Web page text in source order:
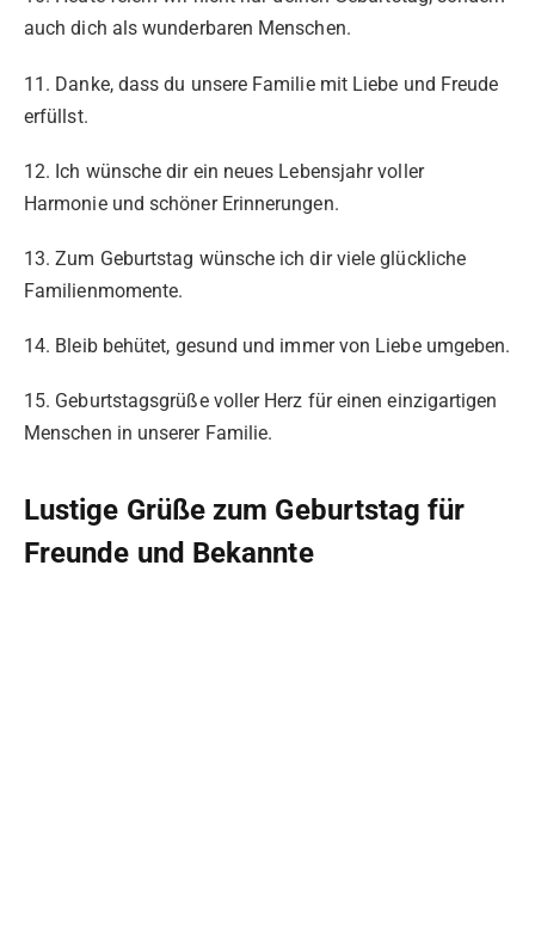
auch dich als wunderbaren Menschen.
11. Danke, dass du unsere Familie mit Liebe und Freude
erfüllst.
12. Ich wünsche dir ein neues Lebensjahr voller
Harmonie und schöner Erinnerungen.
13. Zum Geburtstag wünsche ich dir viele glückliche
Familienmomente.
14. Bleib behütet, gesund und immer von Liebe umgeben.
15. Geburtstagsgrüße voller Herz für einen einzigartigen
Menschen in unserer Familie.
Lustige Grüße zum Geburtstag für
Freunde und Bekannte